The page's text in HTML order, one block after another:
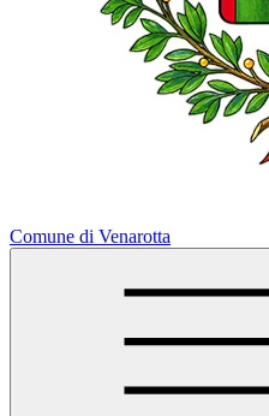
Comune di Venarotta